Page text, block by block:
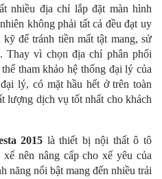
nhiều địa chỉ lắp đặt màn hình
không phải tất cả đều đạt uy
để tránh tiền mất tật mang, sử
Thay vì chọn địa chỉ phân phối
tham khảo hệ thống đại lý của
lý, có mặt hầu hết ở trên toàn
lượng dịch vụ tốt nhất cho khách
2015 là thiết bị nội thất ô tô
nên nâng cấp cho xế yêu của
năng nổi bật mang đến nhiều trải